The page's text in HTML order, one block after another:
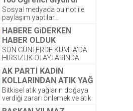
Sosyal medyada bu not ile
paylaşım yaptılar…
Kardeşlerimize yeni kıyafetleri
çok yakıştı. ☺️ Bayram
sonrası,...
HABERE GiDERKEN
HABER OLDUK
SON GÜNLERDE KUMLA’DA
HIRSIZLIK OLAYLARINDA
ARTIŞ OLDUĞU GÖZLENDİ.
ŞİRKETİMİZ PALMİYE
DONDURMALARI’ NA AIT
OLAN DEPODA ONCEKI
AKŞAM...
AK PARTİ KADIN
KOLLARINDAN ATIK YAĞ
PROJESİNE DESTEK
Bitkisel atık yağların doğaya
verdiği zararı önlemek ve atık
yağların atılmasından